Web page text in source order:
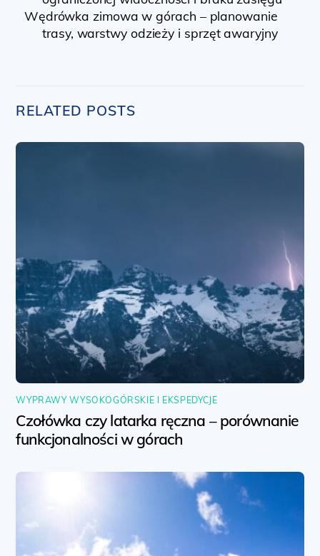
Wędrówka zimowa w górach – planowanie
trasy, warstwy odzieży i sprzęt awaryjny
RELATED POSTS
WYPRAWY WYSOKOGÓRSKIE I EKSPEDYCJE
Czołówka czy latarka ręczna – porównanie
funkcjonalności w górach